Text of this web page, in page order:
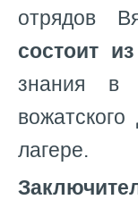
отрядов
состоит
знания в
лагере.